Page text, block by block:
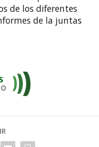
de los diferentes
de la juntas